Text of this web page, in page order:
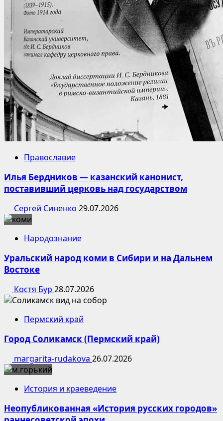
Православие
Илья Бердников — казанский канонист,
поставивший церковь над государством
Сергей Синенко 29.07.2026
Народознание
Уральский народ коми в Сибири и на Дальнем
Востоке
Костя Бур 28.07.2026
Пермский край
Город Соликамск (Пермский край)
margarita-rudakova 26.07.2026
История и краеведение
Неопубликованная «История русских городов»